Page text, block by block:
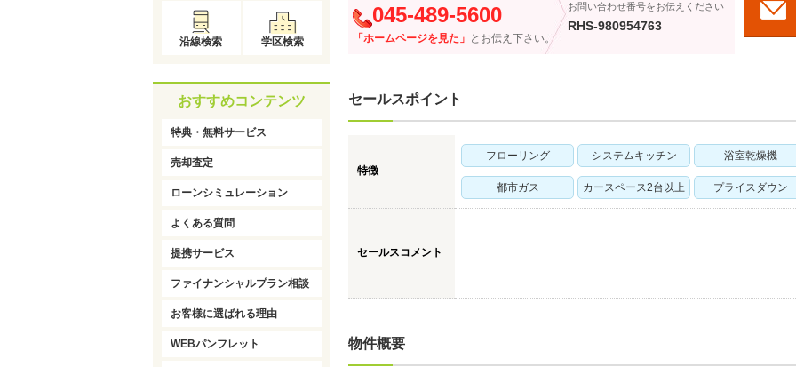
045-489-5600
「ホームページを見た」 とお伝え下さい。
お問い合わせ番号をお伝えください
RHS-980954763
セールスポイント
特徴
フローリング システムキッチン 浴室乾燥機
都市ガス カースペース2台以上 プライスダウン
セールスコメント
物件概要
沿線検索 学区検索
おすすめコンテンツ
特典・無料サービス
売却査定
ローンシミュレーション
よくある質問
提携サービス
ファイナンシャルプラン相談
お客様に選ばれる理由
WEBパンフレット